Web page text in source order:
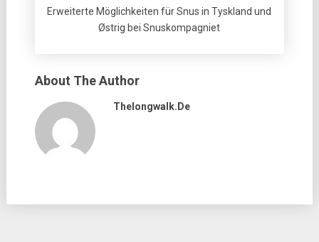
Erweiterte Möglichkeiten für Snus in Tyskland und
Østrig bei Snuskompagniet
About The Author
Thelongwalk.de